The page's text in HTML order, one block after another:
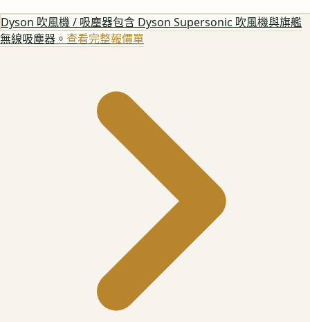
Dyson 吹風機 / 吸塵器包含 Dyson Supersonic 吹風機與旗艦
無線吸塵器。 查看完整報價單